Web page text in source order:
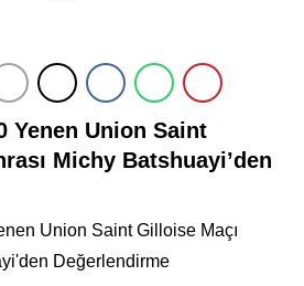
Yenen Union Saint
Michy Batshuayi’den